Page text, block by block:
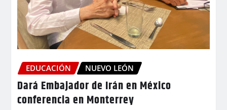
EDUCACIÓN NUEVO LEÓN
Dará Embajador de Irán en México
conferencia en Monterrey